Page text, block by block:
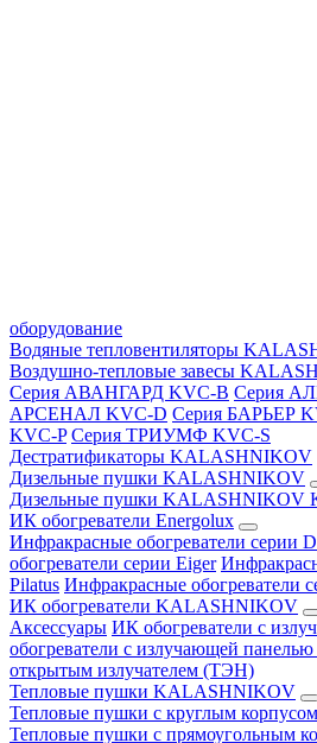
оборудование
Водяные тепловентиляторы
Воздушно-тепловые завесы
Серия АВАНГАРД KVC-B Серия
АРСЕНАЛ KVC-D Серия БАРЬЕР
KVC-P Серия ТРИУМФ KVC-S
Дестратификаторы KALASHNIKOV
Дизельные пушки KALASHNIKOV
Дизельные пушки KALASHNIKOV
ИК обогреватели Energolux
Инфракрасные обогреватели серии
обогреватели серии Eiger
Pilatus Инфракрасные обогреватели
ИК обогреватели KALASHNIKOV
Аксессуары ИК обогреватели с
обогреватели с излучающей панелью
открытым излучателем (ТЭН)
Тепловые пушки KALASHNIKOV
Тепловые пушки с круглым
Тепловые пушки с прямоугольным